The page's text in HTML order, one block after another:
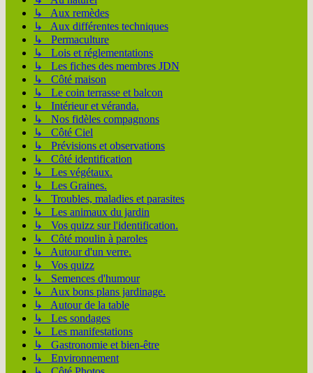
↳ Aux remèdes
↳ Aux différentes techniques
↳ Permaculture
↳ Lois et réglementations
↳ Les fiches des membres JDN
↳ Côté maison
↳ Le coin terrasse et balcon
↳ Intérieur et véranda.
↳ Nos fidèles compagnons
↳ Côté Ciel
↳ Prévisions et observations
↳ Côté identification
↳ Les végétaux.
↳ Les Graines.
↳ Troubles, maladies et parasites
↳ Les animaux du jardin
↳ Vos quizz sur l'identification.
↳ Côté moulin à paroles
↳ Autour d'un verre.
↳ Vos quizz
↳ Semences d'humour
↳ Aux bons plans jardinage.
↳ Autour de la table
↳ Les sondages
↳ Les manifestations
↳ Gastronomie et bien-être
↳ Environnement